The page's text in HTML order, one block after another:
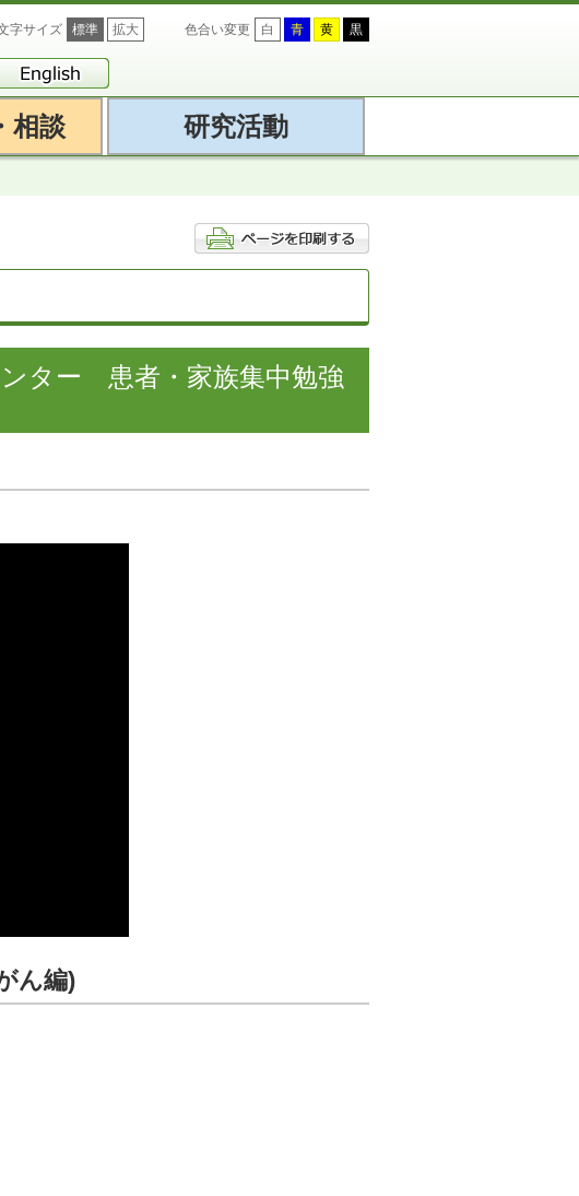
字サイズ 標準 拡大 色合い変更 白 青 黄 黒
相談 研究活動
ター 患者・家族集中勉強
ん編)